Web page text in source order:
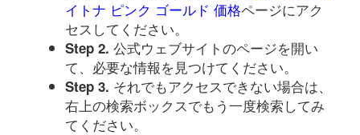
イトナ ピンク ゴールド 価格ページにアク
セスしてください。
Step 2. 公式ウェブサイトのページを開い
て、必要な情報を見つけてください。
Step 3. それでもアクセスできない場合は、
右上の検索ボックスでもう一度検索してみ
てください。